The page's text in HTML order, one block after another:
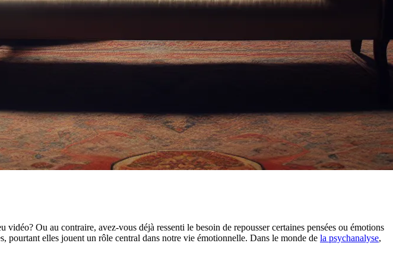
Ou au contraire, avez-vous déjà ressenti le besoin de repousser certaines pensées ou émotions
pourtant elles jouent un rôle central dans notre vie émotionnelle. Dans le monde de la psychanalyse,